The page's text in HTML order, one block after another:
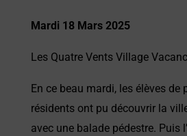
Mardi 18 Mars 2025
Les Quatre Vents Village
En ce beau mardi, les élèves de
résidents ont pu découvrir la
avec une balade pédestre. Puis